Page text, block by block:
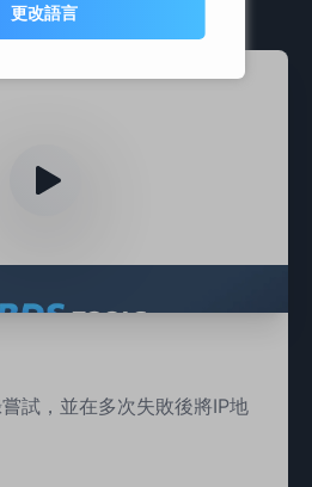
更改語言
試，並在多次失敗後將IP地